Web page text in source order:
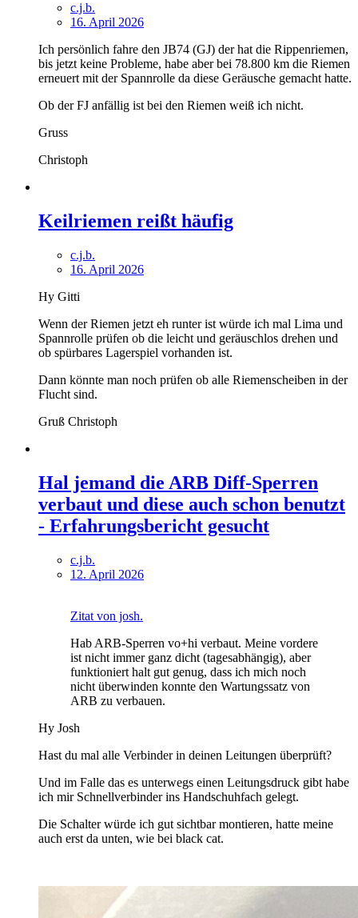
c.j.b.
16. April 2026
Ich persönlich fahre den JB74 (GJ) der hat die Rippenriemen,
bis jetzt keine Probleme, habe aber bei 78.800 km die Riemen
erneuert mit der Spannrolle da diese Geräusche gemacht hatte.
Ob der FJ anfällig ist bei den Riemen weiß ich nicht.
Gruss
Christoph
Keilriemen reißt häufig
c.j.b.
16. April 2026
Hy Gitti
Wenn der Riemen jetzt eh runter ist würde ich mal Lima und
Spannrolle prüfen ob die leicht und geräuschlos drehen und
ob spürbares Lagerspiel vorhanden ist.
Dann könnte man noch prüfen ob alle Riemenscheiben in der
Flucht sind.
Gruß Christoph
Hal jemand die ARB Diff-Sperren
verbaut und diese auch schon benutzt
- Erfahrungsbericht gesucht
c.j.b.
12. April 2026
Zitat von josh.
Hab ARB-Sperren vo+hi verbaut. Meine vordere
ist nicht immer ganz dicht (tagesabhängig), aber
funktioniert halt gut genug, dass ich mich noch
nicht überwinden konnte den Wartungssatz von
ARB zu verbauen.
Hy Josh
Hast du mal alle Verbinder in deinen Leitungen überprüft?
Und im Falle das es unterwegs einen Leitungsdruck gibt habe
ich mir Schnellverbinder ins Handschuhfach gelegt.
Die Schalter würde ich gut sichtbar montieren, hatte meine
auch erst da unten, wie bei black cat.